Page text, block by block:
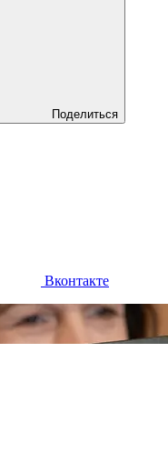
Поделиться
Вконтакте